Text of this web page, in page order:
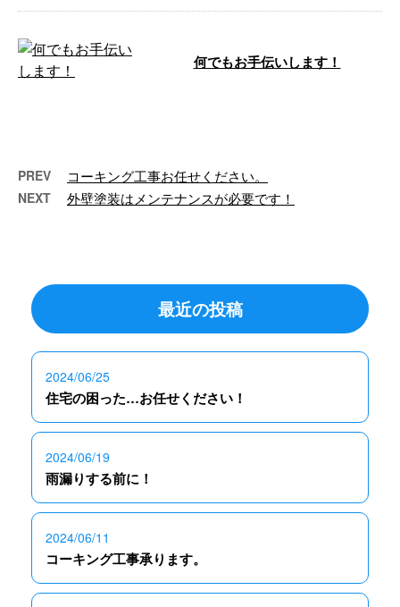
何でもお手伝いします！
PREV コーキング工事お任せください。
NEXT 外壁塗装はメンテナンスが必要です！
最近の投稿
2024/06/25
住宅の困った…お任せください！
2024/06/19
雨漏りする前に！
2024/06/11
コーキング工事承ります。